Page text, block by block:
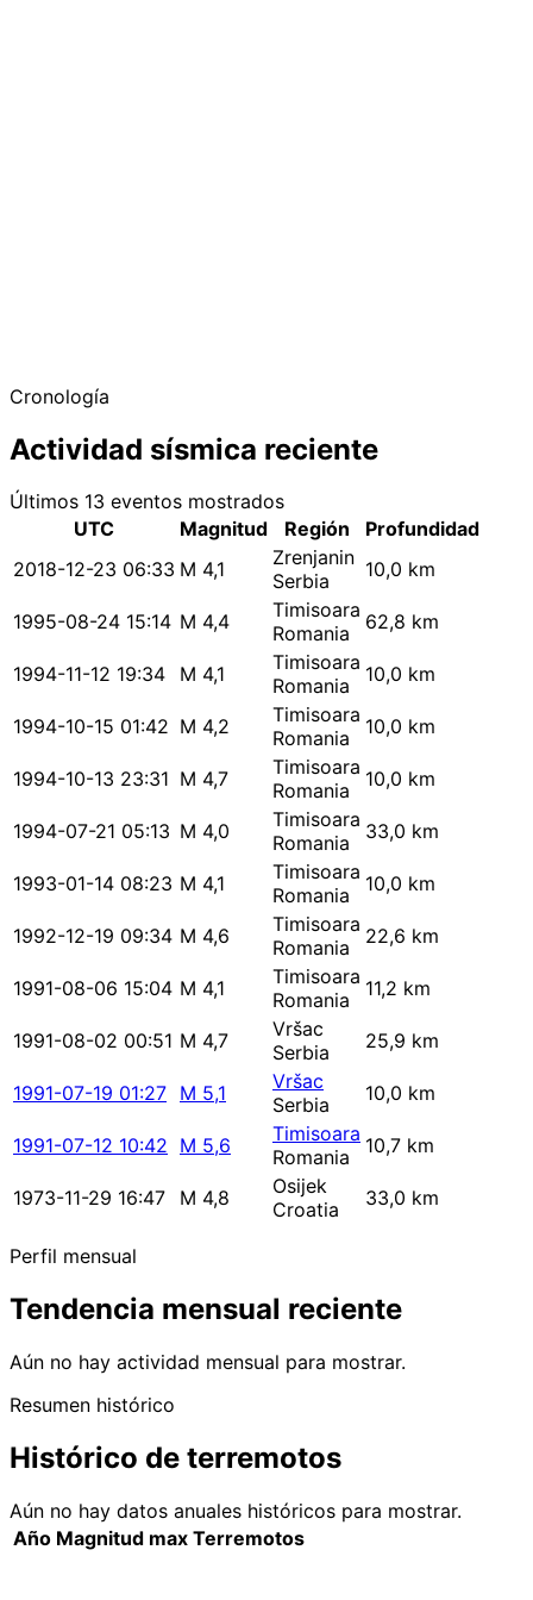
Cronología
Actividad sísmica reciente
Últimos 13 eventos mostrados
UTC
Magnitud Región
Profundidad
2018-12-23 06:33 M 4,1
Zrenjanin
Serbia
10,0 km
1995-08-24 15:14 M 4,4
Timisoara
Romania
62,8 km
1994-11-12 19:34 M 4,1
Timisoara
Romania
10,0 km
1994-10-15 01:42 M 4,2
Timisoara
Romania
10,0 km
1994-10-13 23:31 M 4,7
Timisoara
Romania
10,0 km
1994-07-21 05:13 M 4,0
Timisoara
Romania
33,0 km
1993-01-14 08:23 M 4,1
Timisoara
Romania
10,0 km
1992-12-19 09:34 M 4,6
Timisoara
Romania
22,6 km
1991-08-06 15:04 M 4,1
Timisoara
Romania
11,2 km
1991-08-02 00:51 M 4,7
Vršac
Serbia
25,9 km
1991-07-19 01:27 M 5,1
Vršac
Serbia
10,0 km
1991-07-12 10:42 M 5,6
Timisoara
Romania
10,7 km
1973-11-29 16:47 M 4,8
Osijek
Croatia
33,0 km
Perfil mensual
Tendencia mensual reciente
Aún no hay actividad mensual para mostrar.
Resumen histórico
Histórico de terremotos
Aún no hay datos anuales históricos para mostrar.
Año Magnitud max Terremotos